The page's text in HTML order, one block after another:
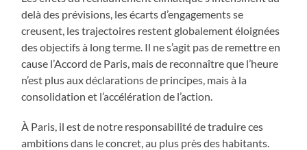
delà des prévisions, les écarts d’engagements se
creusent, les trajectoires restent globalement éloignées
des objectifs à long terme. Il ne s’agit pas de remettre en
cause l’Accord de Paris, mais de reconnaître que l’heure
n’est plus aux déclarations de principes, mais à la
consolidation et l’accélération de l’action.
À Paris, il est de notre responsabilité de traduire ces
ambitions dans le concret, au plus près des habitants.